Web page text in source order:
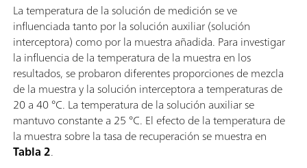
La temperatura de la solución de medición se ve
influenciada tanto por la solución auxiliar (solución
interceptora) como por la muestra añadida. Para investigar
la influencia de la temperatura de la muestra en los
resultados, se probaron diferentes proporciones de mezcla
de la muestra y la solución interceptora a temperaturas de
20 a 40 °C. La temperatura de la solución auxiliar se
mantuvo constante a 25 °C. El efecto de la temperatura de
la muestra sobre la tasa de recuperación se muestra en
Tabla 2.